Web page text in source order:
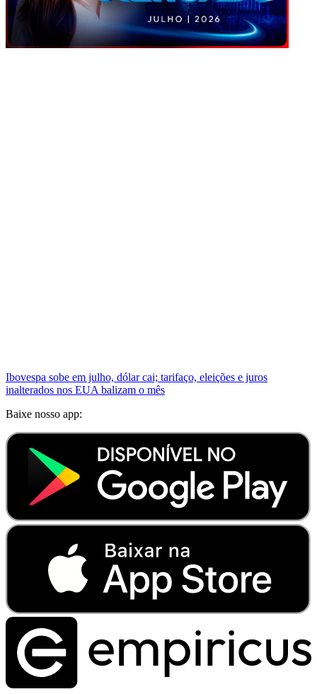
Ibovespa sobe em julho, dólar cai; tarifaço, eleições e juros
inalterados nos EUA balizam o mês
Baixe nosso app: